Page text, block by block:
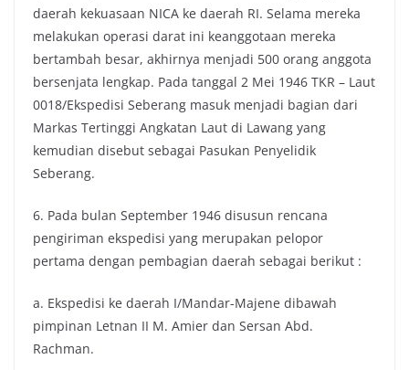
daerah kekuasaan NICA ke daerah RI. Selama mereka
melakukan operasi darat ini keanggotaan mereka
bertambah besar, akhirnya menjadi 500 orang anggota
bersenjata lengkap. Pada tanggal 2 Mei 1946 TKR – Laut
0018/Ekspedisi Seberang masuk menjadi bagian dari
Markas Tertinggi Angkatan Laut di Lawang yang
kemudian disebut sebagai Pasukan Penyelidik
Seberang.
6. Pada bulan September 1946 disusun rencana
pengiriman ekspedisi yang merupakan pelopor
pertama dengan pembagian daerah sebagai berikut :
a. Ekspedisi ke daerah I/Mandar-Majene dibawah
pimpinan Letnan II M. Amier dan Sersan Abd.
Rachman.